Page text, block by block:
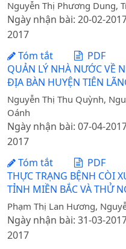
Nguyễn Thị Phương Dung,
Ngày nhận bài: 20-02-
2017
Tóm tắt
PDF
QUẢN LÝ NHÀ NƯỚC VỀ
ĐỊA BÀN HUYỆN TIÊN
Nguyễn Thị Thu Quỳnh,
Oánh
Ngày nhận bài: 07-04-
2017
Tóm tắt
PDF
THỰC TRẠNG BỆNH CÒI
TỈNH MIỀN BẮC VÀ THỬ
Phạm Thị Lan Hương,
Ngày nhận bài: 31-03-
2017